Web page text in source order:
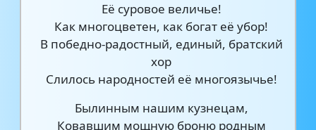
Её суровое величье!
Как многоцветен, как богат её убор!
В победно-радостный, единый, братский
хор
Слилось народностей её многоязычье!
Былинным нашим кузнецам,
Ковавшим мощную броню родным